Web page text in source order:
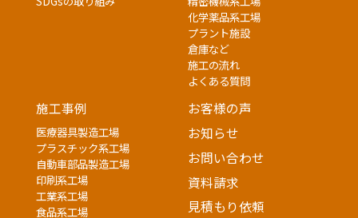
化学薬品系工場
プラント施設
倉庫など
施工の流れ
よくある質問
施工事例
医療器具製造工場
プラスチック系工場
自動車部品製造工場
印刷系工場
工業系工場
食品系工場
お客様の声
お知らせ
お問い合わせ
資料請求
見積もり依頼